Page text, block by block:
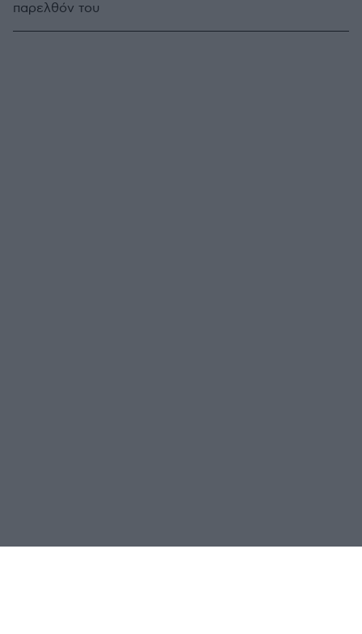
παρελθόν του